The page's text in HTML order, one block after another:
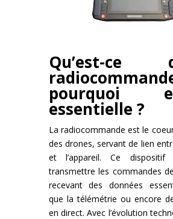
Qu’est-ce
pourquoi
essentielle ?
La radiocommande est le
des drones, servant de lien
et l’appareil. Ce dispositif
transmettre les commandes
recevant des données
que la télémétrie ou encore
en direct. Avec l’évolution